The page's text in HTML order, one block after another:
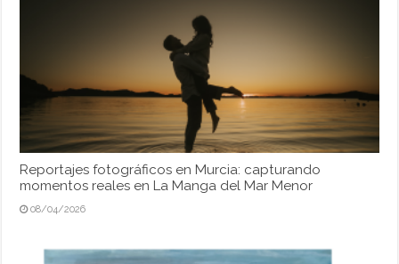
Reportajes fotográficos en Murcia: capturando
momentos reales en La Manga del Mar Menor
08/04/2026